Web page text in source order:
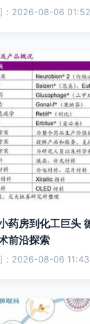
：2026-08-06
药房到化工巨头
前沿探索
：2026-08-06